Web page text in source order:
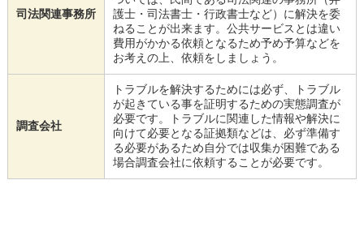
司法関連事務所
護士・司法書士・行政書士など）に解決を委
ねることが出来ます。公共サービスとは違い
費用がかかる依頼となるため予め予算などを
お考えの上、依頼をしましょう。
調査会社
トラブルを解決するためには必ず、トラブル
が起きている事を証明するための実態調査が
必要です。トラブルに関連した情報や解決に
向けて必要となる証拠類などは、必ず準備す
る必要があるため自分では収集が困難である
場合調査会社に依頼することが必要です。